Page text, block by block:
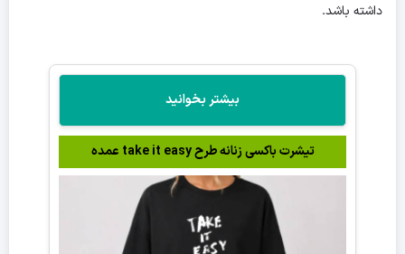
داشته باشد.
بیشتر بخوانید
تیشرت باکسی زنانه طرح take it easy عمده